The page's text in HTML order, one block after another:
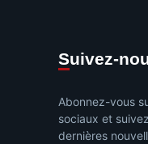
Suivez-
Abonnez-vous
sociaux et
dernières